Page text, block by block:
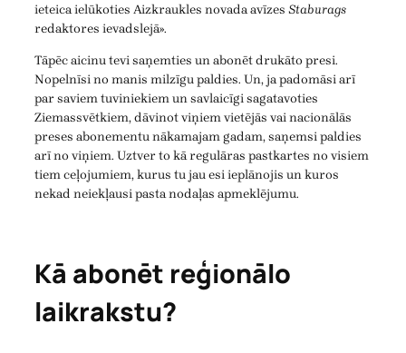
ieteica ielūkoties Aizkraukles novada avīzes Staburags
redaktores ievadslejā».
Tāpēc aicinu tevi saņemties un abonēt drukāto presi.
Nopelnīsi no manis milzīgu paldies. Un, ja padomāsi arī
par saviem tuviniekiem un savlaicīgi sagatavoties
Ziemassvētkiem, dāvinot viņiem vietējās vai nacionālās
preses abonementu nākamajam gadam, saņemsi paldies
arī no viņiem. Uztver to kā regulāras pastkartes no visiem
tiem ceļojumiem, kurus tu jau esi ieplānojis un kuros
nekad neiekļausi pasta nodaļas apmeklējumu.
Kā abonēt reģionālo
laikrakstu?